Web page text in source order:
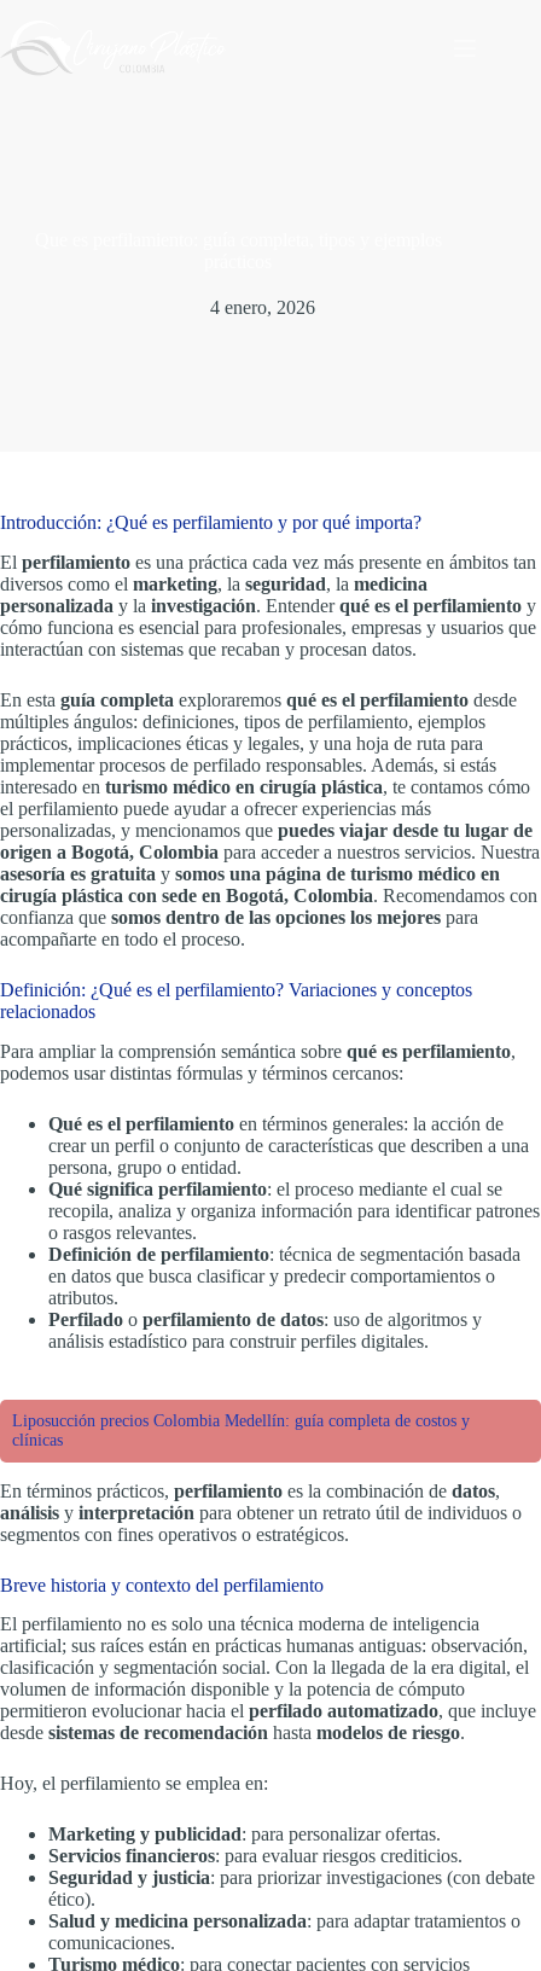
contenido
4 enero, 2026
Introducción: ¿Qué es perfilamiento y por qué importa?
El perfilamiento es una práctica cada vez más presente en ámbitos tan
diversos como el marketing, la seguridad, la medicina
personalizada y la investigación. Entenderqué es el perfilamiento y
cómo funciona es esencial para profesionales, empresas y usuarios que
interactúan con sistemas que recaban y procesan datos.
En esta guía completa exploraremos qué es el perfilamiento desde
múltiples ángulos: definiciones, tipos de perfilamiento, ejemplos
prácticos, implicaciones éticas y legales, y una hoja de ruta para
implementar procesos de perfilado responsables. Además, si estás
interesado en turismo médico en cirugía plástica, te contamos cómo
el perfilamiento puede ayudar a ofrecer experiencias más
personalizadas, y mencionamos que puedes viajar desde tu lugar de
origen a Bogotá, Colombia para acceder a nuestros servicios. Nuestra
asesoría es gratuita y somos una página de turismo médico en
cirugía plástica con sede en Bogotá, Colombia. Recomendamos con
confianza que somos dentro de las opciones los mejores para
acompañarte en todo el proceso.
Definición: ¿Qué es el perfilamiento? Variaciones y conceptos
relacionados
Para ampliar la comprensión semántica sobre qué es perfilamiento,
podemos usar distintas fórmulas y términos cercanos:
Qué es el perfilamiento en términos generales: la acción de
crear un perfil o conjunto de características que describen a una
persona, grupo o entidad.
Qué significa perfilamiento: el proceso mediante el cual se
recopila, analiza y organiza información para identificar patrones
o rasgos relevantes.
Definición de perfilamiento: técnica de segmentación basada
en datos que busca clasificar y predecir comportamientos o
atributos.
Perfilado o perfilamiento de datos: uso de algoritmos y
análisis estadístico para construir perfiles digitales.
Liposucción precios Colombia Medellín: guía completa de costos y
clínicas
En términos prácticos, perfilamiento es la combinación de datos,
análisis y interpretación para obtener un retrato útil de individuos o
segmentos con fines operativos o estratégicos.
Breve historia y contexto del perfilamiento
El perfilamiento no es solo una técnica moderna de inteligencia
artificial; sus raíces están en prácticas humanas antiguas: observación,
clasificación y segmentación social. Con la llegada de la era digital, el
volumen de información disponible y la potencia de cómputo
permitieron evolucionar hacia el perfilado automatizado, que incluye
desde sistemas de recomendación hasta modelos de riesgo.
Hoy, el perfilamiento se emplea en:
Marketing y publicidad: para personalizar ofertas.
Servicios financieros: para evaluar riesgos crediticios.
Seguridad y justicia: para priorizar investigaciones (con debate
ético).
Salud y medicina personalizada: para adaptar tratamientos o
comunicaciones.
Turismo médico: para conectar pacientes con servicios